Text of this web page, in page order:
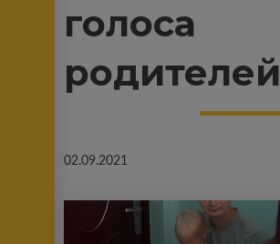
голоса
родителей
02.09.2021